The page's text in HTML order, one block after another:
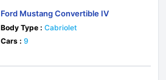
Ford Mustang Convertible IV
Body Type : Cabriolet
Cars : 9